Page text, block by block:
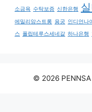
소금욕 수탁보증 신한은행
에밀리암스트롱 용궁 인디언나
스 폴립테루스세네갈 하나은행
© 2026 PENNSA